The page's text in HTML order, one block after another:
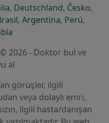
açılır
bir sekmede açılır
yeni bir sekmede açılır
, Deutschlandyeni bir
, Českoyeni
,
açılır
bir sekmede açılır
yeni bir sekmede açılır
, Argentinayeni bir
, Perúyeni
,
2026 - Doktor bul ve
al
görüşler, ilgili
veya dolaylı emri,
ilgili hasta/danışan